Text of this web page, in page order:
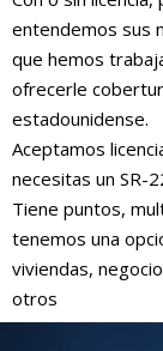
entendemos sus
que hemos
ofrecerle
estadounidense.
Aceptamos
necesitas un SR-
Tiene puntos,
tenemos una
viviendas,
otros